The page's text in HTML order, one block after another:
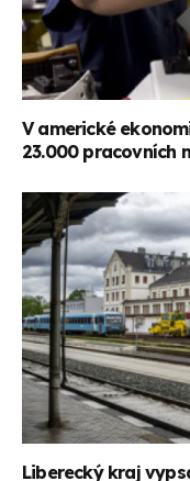
V americké
23.000 pracovních
Liberecký kraj